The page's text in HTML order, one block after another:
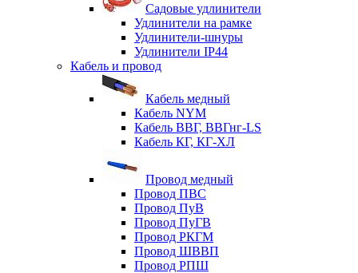
Садовые удлинители
Удлинители на рамке
Удлинители-шнуры
Удлинители IP44
Кабель и провод
Кабель медный
Кабель NYM
Кабель ВВГ, ВВГнг-LS
Кабель КГ, КГ-ХЛ
Провод медный
Провод ПВС
Провод ПуВ
Провод ПуГВ
Провод РКГМ
Провод ШВВП
Провод РПШ